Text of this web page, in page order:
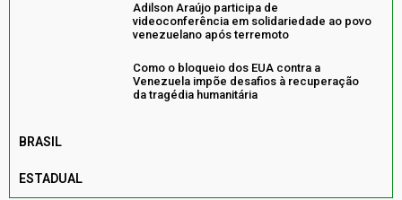
Adilson Araújo participa de
videoconferência em solidariedade ao povo
venezuelano após terremoto
Como o bloqueio dos EUA contra a
Venezuela impõe desafios à recuperação
da tragédia humanitária
BRASIL
ESTADUAL